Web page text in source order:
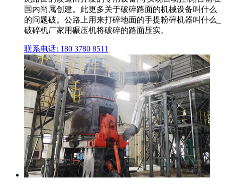
国内尚属创建。此更多关于破碎路面的机械设备叫什么
的问题破。公路上用来打碎地面的手提粉碎机器叫什么_
破碎机厂家用碾压机将破碎的路面压实。
联系电话: 180 3780 8511